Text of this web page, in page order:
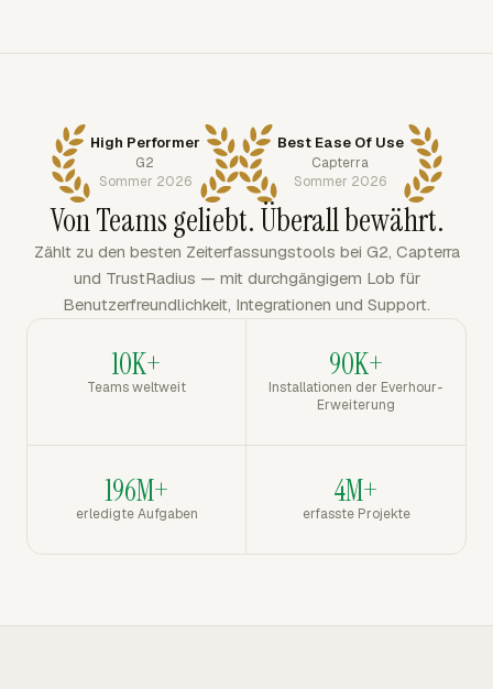
High Performer
G2
Sommer 2026
Best Ease Of Use
Capterra
Sommer 2026
Von Teams geliebt. Überall bewährt.
Zählt zu den besten Zeiterfassungstools bei G2, Capterra
und TrustRadius — mit durchgängigem Lob für
Benutzerfreundlichkeit, Integrationen und Support.
10K+
Teams weltweit
90K+
Installationen der Everhour-
Erweiterung
196M+
erledigte Aufgaben
4M+
erfasste Projekte